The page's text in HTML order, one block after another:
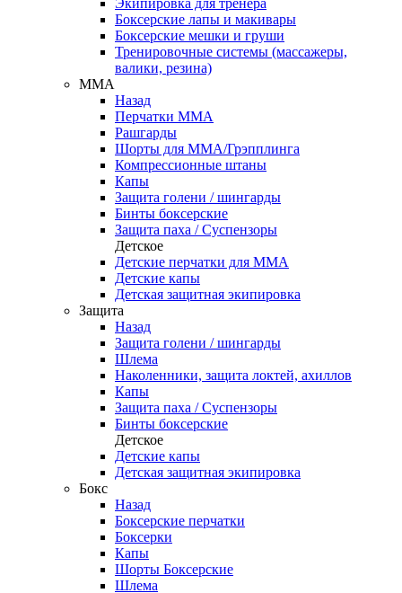
Экипировка для тренера
Боксерские лапы и макивары
Боксерские мешки и груши
Тренировочные системы (массажеры,
валики, резина)
ММА
Назад
Перчатки ММА
Рашгарды
Шорты для ММА/Грэпплинга
Компрессионные штаны
Капы
Защита голени / шингарды
Бинты боксерские
Защита паха / Суспензоры
Детское
Детские перчатки для ММА
Детские капы
Детская защитная экипировка
Защита
Назад
Защита голени / шингарды
Шлема
Наколенники, защита локтей, ахиллов
Капы
Защита паха / Суспензоры
Бинты боксерские
Детское
Детские капы
Детская защитная экипировка
Бокс
Назад
Боксерские перчатки
Боксерки
Капы
Шорты Боксерские
Шлема